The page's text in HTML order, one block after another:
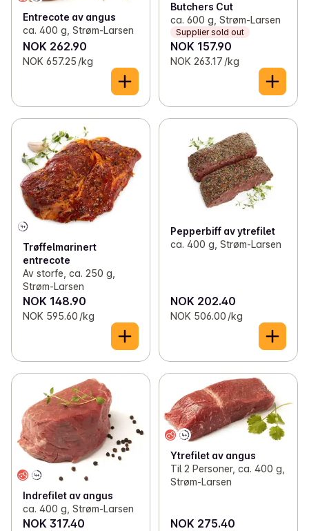
Lamb and game
✓ Bacon and chopped ham
✓ Minced meat (28)
Meatballs and patties (33)
✓ Sausages (77)
✓ meat dishes (7)
Entrecote av angus
ca. 400 g, Strøm-Larsen
NOK 262.90
NOK 657.25 /kg
Butchers Cut
ca. 600 g, Strøm-Larsen
Supplier sold out
NOK 157.90
NOK 263.17 /kg
Trøffelmarinert
entrecote
Av storfe, ca. 250 g,
Strøm-Larsen
NOK 148.90
NOK 595.60 /kg
Pepperbiff av ytrefilet
ca. 400 g, Strøm-Larsen
NOK 202.40
NOK 506.00 /kg
Indrefilet av angus
ca. 400 g, Strøm-Larsen
NOK 317.40
Ytrefilet av angus
Til 2 Personer, ca. 400 g,
Strøm-Larsen
NOK 275.40